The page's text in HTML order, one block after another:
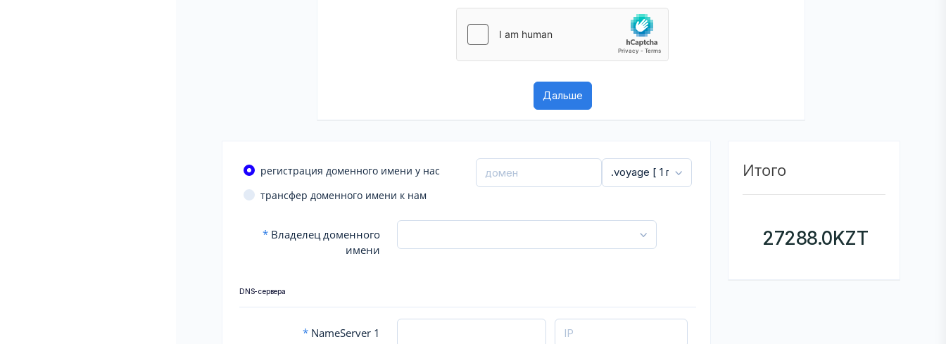
регистрация доменного имени у нас
трансфер доменного имени к нам
* Владелец доменного
имени
DNS-сервера
* NameServer 1
Итого
27288.0KZT